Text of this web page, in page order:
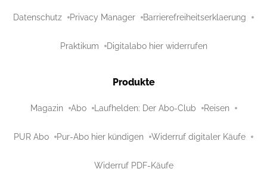
Datenschutz Privacy Manager Barrierefreiheitserklaerung
Praktikum Digitalabo hier widerrufen
Produkte
Magazin Abo Laufhelden: Der Abo-Club Reisen
PUR Abo Pur-Abo hier kündigen Widerruf digitaler Käufe
Widerruf PDF-Käufe